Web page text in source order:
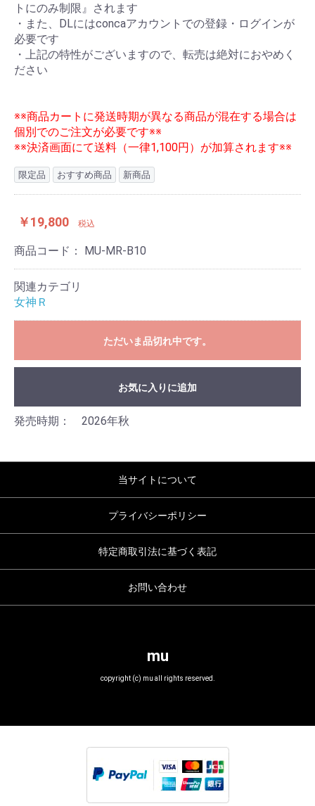
トにのみ制限』されます
・また、DLにはconcaアカウントでの登録・ログインが
必要です
・上記の特性がございますので、転売は絶対におやめく
ださい
※※商品カートに発送時期が異なる商品が混在する場合は
個別でのご注文が必要です※※
※※決済画面にて送料（一律1,100円）が加算されます※※
限定品 おすすめ商品 新商品
￥19,800 税込
商品コード： MU-MR-B10
関連カテゴリ
女神Ｒ
ただいま品切れ中です。
お気に入りに追加
発売時期： 2026年秋
当サイトについて
プライバシーポリシー
特定商取引法に基づく表記
お問い合わせ
mu
copyright (c) mu all rights reserved.